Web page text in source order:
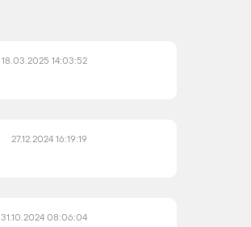
18.03.2025 14:03:52
27.12.2024 16:19:19
31.10.2024 08:06:04